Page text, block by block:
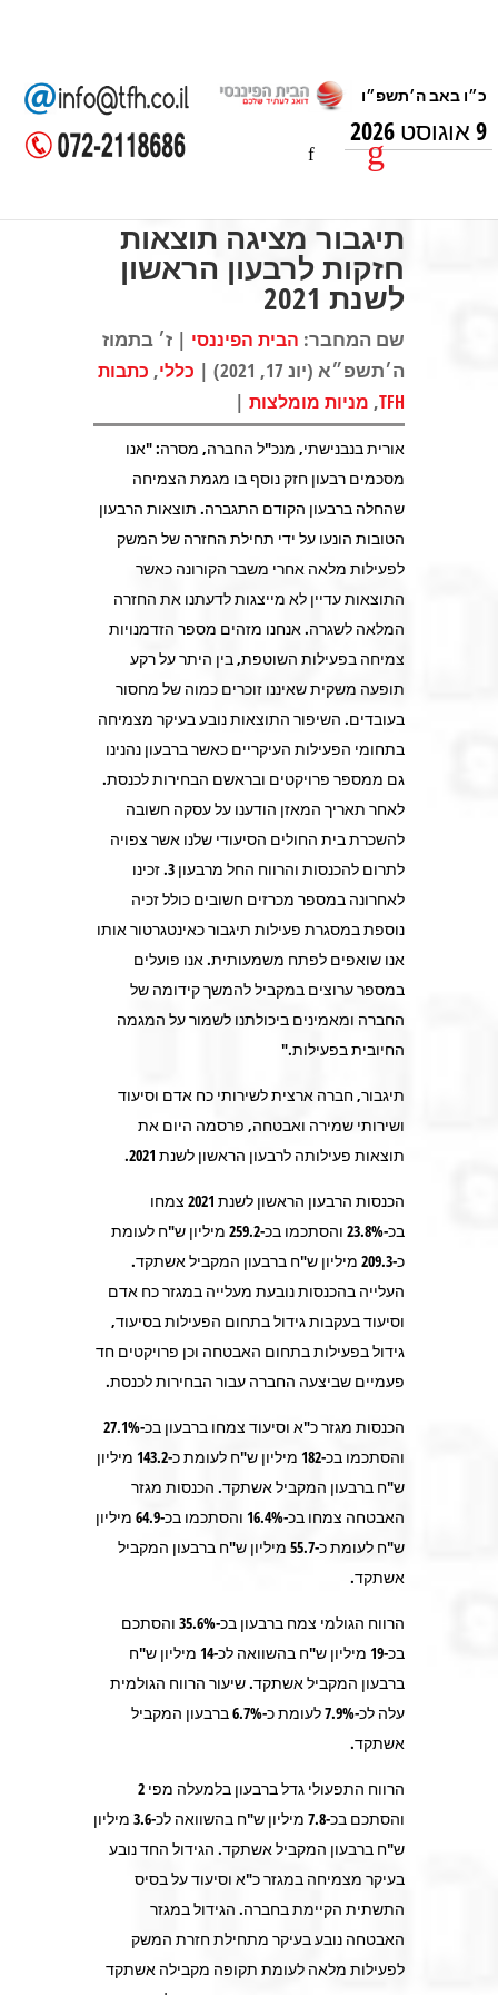
9 אוגוסט 2026
תיגבור מציגה תוצאות
חזקות לרבעון הראשון
לשנת 2021
שם המחבר: הבית הפיננסי | ז׳ בתמוז
ה׳תשפ״א (יונ 17, 2021) |
כללי, כתבות
TFH
, מניות מומלצות |
אורית בנבנישתי, מנכ"ל החברה, מסרה: "אנו
מסכמים רבעון חזק נוסף בו מגמת הצמיחה
שהחלה ברבעון הקודם התגברה. תוצאות הרבעון
הטובות הונעו על ידי תחילת החזרה של המשק
לפעילות מלאה אחרי משבר הקורונה כאשר
התוצאות עדיין לא מייצגות לדעתנו את החזרה
המלאה לשגרה. אנחנו מזהים מספר הזדמנויות
צמיחה בפעילות השוטפת, בין היתר על רקע
תופעה משקית שאיננו זוכרים כמוה של מחסור
בעובדים. השיפור התוצאות נובע בעיקר מצמיחה
בתחומי הפעילות העיקריים כאשר ברבעון נהנינו
גם ממספר פרויקטים ובראשם הבחירות לכנסת.
לאחר תאריך המאזן הודענו על עסקה חשובה
להשכרת בית החולים הסיעודי שלנו אשר צפויה
לתרום להכנסות והרווח החל מרבעון 3. זכינו
לאחרונה במספר מכרזים חשובים כולל זכיה
נוספת במסגרת פעילות תיגבור כאינטגרטור אותו
אנו שואפים לפתח משמעותית. אנו פועלים
במספר ערוצים במקביל להמשך קידומה של
החברה ומאמינים ביכולתנו לשמור על המגמה
החיובית בפעילות."
תיגבור, חברה ארצית לשירותי כח אדם וסיעוד
ושירותי שמירה ואבטחה, פרסמה היום את
תוצאות פעילותה לרבעון הראשון לשנת 2021.
הכנסות הרבעון הראשון לשנת 2021 צמחו
בכ-23.8% והסתכמו בכ-259.2 מיליון ש"ח לעומת
כ-209.3 מיליון ש"ח ברבעון המקביל אשתקד.
העלייה בהכנסות נובעת מעלייה במגזר כח אדם
וסיעוד בעקבות גידול בתחום הפעילות בסיעוד,
גידול בפעילות בתחום האבטחה וכן פרויקטים חד
פעמיים שביצעה החברה עבור הבחירות לכנסת.
הכנסות מגזר כ"א וסיעוד צמחו ברבעון בכ-27.1%
והסתכמו בכ-182 מיליון ש"ח לעומת כ-143.2 מיליון
ש"ח ברבעון המקביל אשתקד. הכנסות מגזר
האבטחה צמחו בכ-16.4% והסתכמו בכ-64.9 מיליון
ש"ח לעומת כ-55.7 מיליון ש"ח ברבעון המקביל
אשתקד.
הרווח הגולמי צמח ברבעון בכ-35.6% והסתכם
בכ-19 מיליון ש"ח בהשוואה לכ-14 מיליון ש"ח
ברבעון המקביל אשתקד. שיעור הרווח הגולמית
עלה לכ-7.9% לעומת כ-6.7% ברבעון המקביל
אשתקד.
הרווח התפעולי גדל ברבעון בלמעלה מפי 2
והסתכם בכ-7.8 מיליון ש"ח בהשוואה לכ-3.6 מיליון
ש"ח ברבעון המקביל אשתקד. הגידול החד נובע
בעיקר מצמיחה במגזר כ"א וסיעוד על בסיס
התשתית הקיימת בחברה. הגידול במגזר
האבטחה נובע בעיקר מתחילת חזרת המשק
לפעילות מלאה לעומת תקופה מקבילה אשתקד